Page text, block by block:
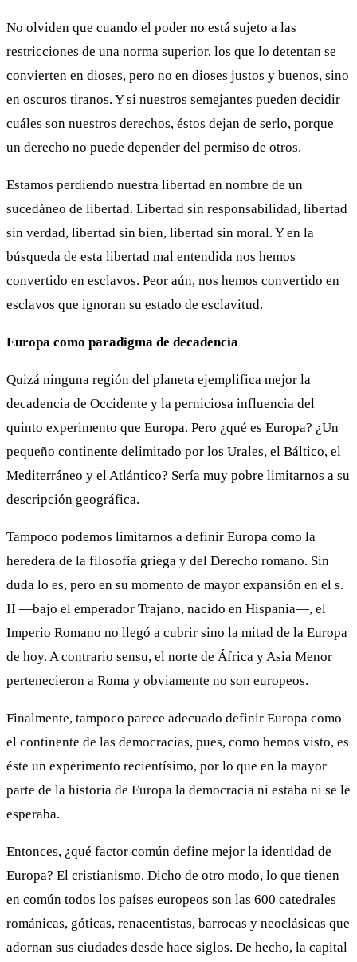
No olviden que cuando el poder no está sujeto a las
restricciones de una norma superior, los que lo detentan se
convierten en dioses, pero no en dioses justos y buenos, sino
en oscuros tiranos. Y si nuestros semejantes pueden decidir
cuáles son nuestros derechos, éstos dejan de serlo, porque
un derecho no puede depender del permiso de otros.
Estamos perdiendo nuestra libertad en nombre de un
sucedáneo de libertad. Libertad sin responsabilidad, libertad
sin verdad, libertad sin bien, libertad sin moral. Y en la
búsqueda de esta libertad mal entendida nos hemos
convertido en esclavos. Peor aún, nos hemos convertido en
esclavos que ignoran su estado de esclavitud.
Europa como paradigma de decadencia
Quizá ninguna región del planeta ejemplifica mejor la
decadencia de Occidente y la perniciosa influencia del
quinto experimento que Europa. Pero ¿qué es Europa? ¿Un
pequeño continente delimitado por los Urales, el Báltico, el
Mediterráneo y el Atlántico? Sería muy pobre limitarnos a su
descripción geográfica.
Tampoco podemos limitarnos a definir Europa como la
heredera de la filosofía griega y del Derecho romano. Sin
duda lo es, pero en su momento de mayor expansión en el s.
II ―bajo el emperador Trajano, nacido en Hispania―, el
Imperio Romano no llegó a cubrir sino la mitad de la Europa
de hoy. A contrario sensu, el norte de África y Asia Menor
pertenecieron a Roma y obviamente no son europeos.
Finalmente, tampoco parece adecuado definir Europa como
el continente de las democracias, pues, como hemos visto, es
éste un experimento recientísimo, por lo que en la mayor
parte de la historia de Europa la democracia ni estaba ni se le
esperaba.
Entonces, ¿qué factor común define mejor la identidad de
Europa? El cristianismo. Dicho de otro modo, lo que tienen
en común todos los países europeos son las 600 catedrales
románicas, góticas, renacentistas, barrocas y neoclásicas que
adornan sus ciudades desde hace siglos. De hecho, la capital